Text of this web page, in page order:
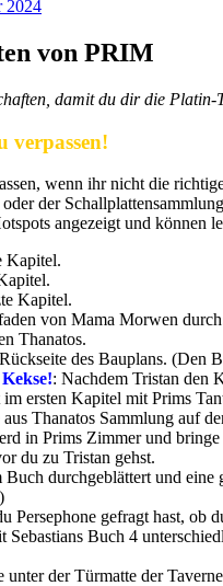
von PRIM
damit du dir die
verpassen!
wenn ihr nicht die
der
angezeigt und können
Kapitel.
Kapitel.
von Mama Morwen
Thanatos.
des Bauplans. (Den
: Nachdem Tristan den
im ersten Kapitel mit Prims
Thanatos Sammlung auf
in Prims Zimmer und bringe
du zu Tristan gehst.
Buch durchgeblättert und
Persephone gefragt hast, ob
Sebastians Buch 4
unter der Türmatte der